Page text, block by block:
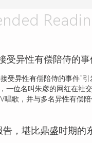
受异性有偿陪侍的
受异性有偿陪侍的事件”
一位名叫朱彦的网红在社
唱歌，并与多名异性有偿陪
，堪比鼎盛时期的